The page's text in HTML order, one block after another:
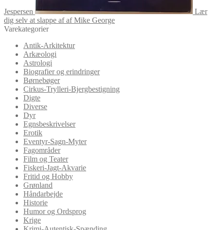
Jespersen
Lær
dig selv at slappe af af Mike George
Varekategorier
Antik-Arkitektur
Arkæologi
Astrologi
Biografier og erindringer
Børnebøger
Cirkus-Trylleri-Bjergbestigning
Digte
Diverse
Dyr
Egnsbeskrivelser
Erotik
Eventyr-Sagn-Myter
Fagområder
Film og Teater
Fiskeri-Jagt-Akvarie
Fritid og Hobby
Grønland
Håndarbejde
Historie
Humor og Ordsprog
Krige